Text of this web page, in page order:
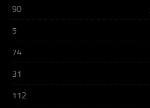
90
5
74
31
112